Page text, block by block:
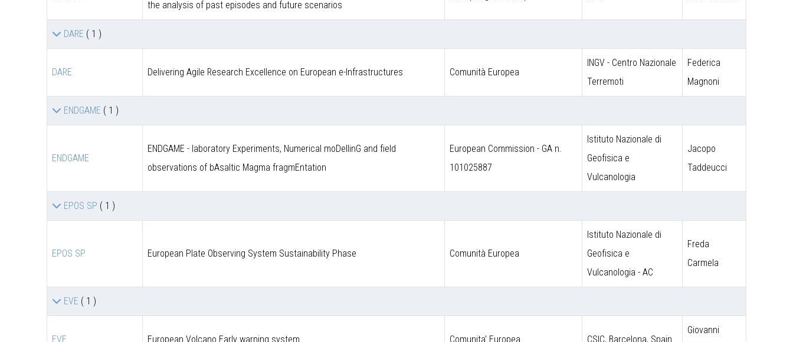
the analysis of past episodes and future scenarios
DARE ( 1 )
DARE Delivering Agile Research Excellence on European e-Infrastructures Comunità Europea
INGV - Centro Nazionale
Terremoti
Federica
Magnoni
ENDGAME ( 1 )
ENDGAME
ENDGAME - laboratory Experiments, Numerical moDellinG and field
observations of bAsaltic Magma fragmEntation
European Commission - GA n.
101025887
Istituto Nazionale di
Geofisica e
Vulcanologia
Jacopo
Taddeucci
EPOS SP ( 1 )
EPOS SP European Plate Observing System Sustainability Phase Comunità Europea
Istituto Nazionale di
Geofisica e
Vulcanologia - AC
Freda
Carmela
EVE ( 1 )
EVE European Volcano Early warning system Comunita' Europea CSIC, Barcelona, Spain
Giovanni